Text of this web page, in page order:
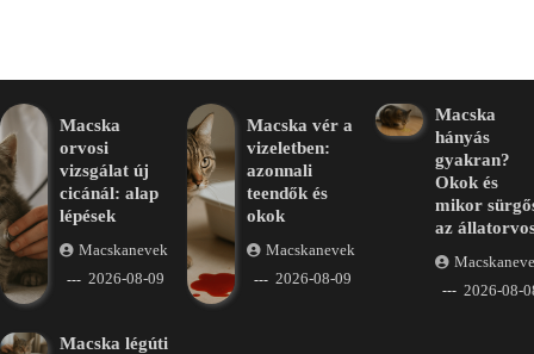
Macska
orvosi
vizsgálat új
cicánál: alap
lépések
Macskanevek
2026-08-09
Macska vér a
vizeletben:
azonnali
teendők és
okok
Macskanevek
2026-08-09
Macska
hányás
gyakran?
Okok és
mikor
az
2026-08-
Macska légúti